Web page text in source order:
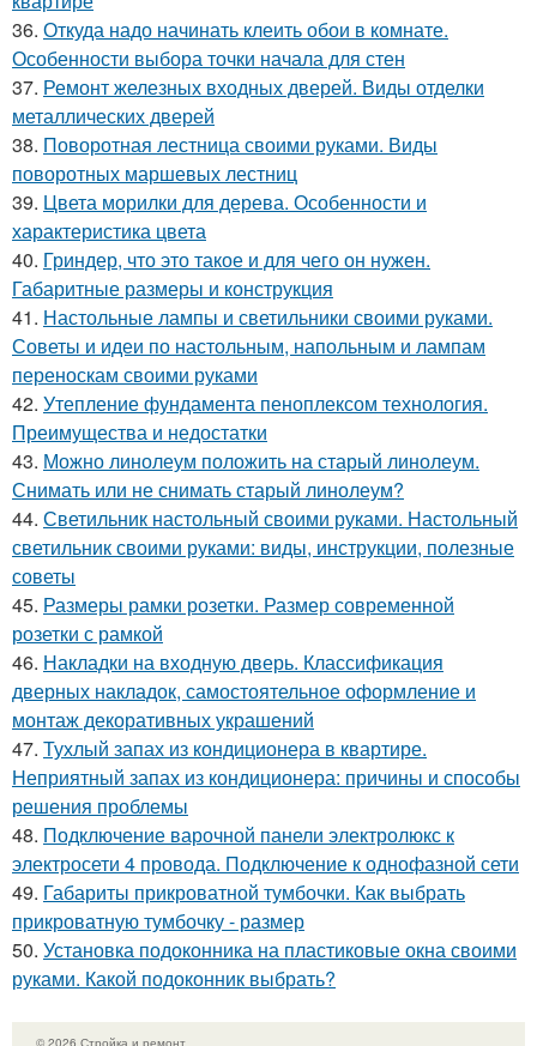
36. Откуда надо начинать клеить обои в комнате.
Особенности выбора точки начала для стен
37. Ремонт железных входных дверей. Виды отделки
металлических дверей
38. Поворотная лестница своими руками. Виды
поворотных маршевых лестниц
39. Цвета морилки для дерева. Особенности и
характеристика цвета
40. Гриндер, что это такое и для чего он нужен.
Габаритные размеры и конструкция
41. Настольные лампы и светильники своими руками.
Советы и идеи по настольным, напольным и лампам
переноскам своими руками
42. Утепление фундамента пеноплексом технология.
Преимущества и недостатки
43. Можно линолеум положить на старый линолеум.
Снимать или не снимать старый линолеум?
44. Светильник настольный своими руками. Настольный
светильник своими руками: виды, инструкции, полезные
советы
45. Размеры рамки розетки. Размер современной
розетки с рамкой
46. Накладки на входную дверь. Классификация
дверных накладок, самостоятельное оформление и
монтаж декоративных украшений
47. Тухлый запах из кондиционера в квартире.
Неприятный запах из кондиционера: причины и способы
решения проблемы
48. Подключение варочной панели электролюкс к
электросети 4 провода. Подключение к однофазной сети
49. Габариты прикроватной тумбочки. Как выбрать
прикроватную тумбочку - размер
50. Установка подоконника на пластиковые окна своими
руками. Какой подоконник выбрать?
© 2026 Стройка и ремонт